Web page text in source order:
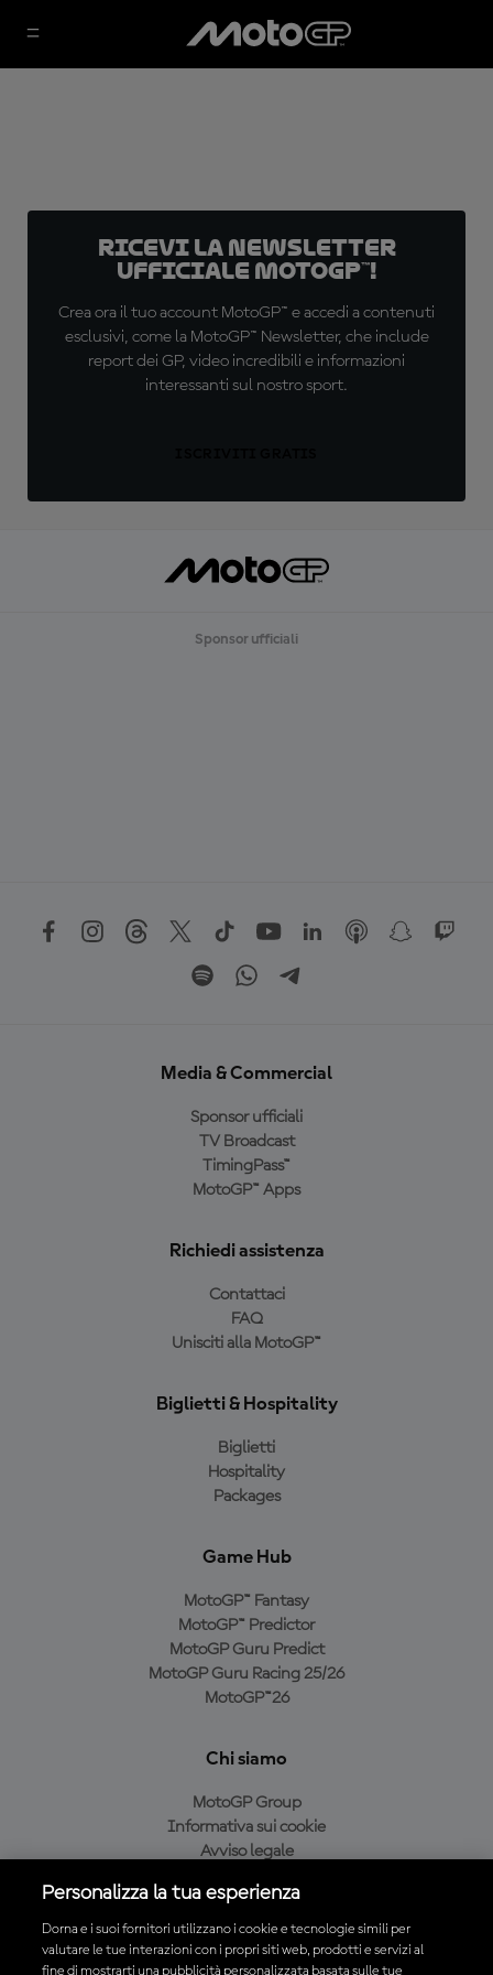
Ricevi la newsletter
ufficiale MotoGP™!
Crea ora il tuo account MotoGP™ e accedi a contenuti
esclusivi, come la MotoGP™ Newsletter, che include
report dei GP, video incredibili e informazioni
interessanti sul nostro sport.
Sponsor ufficiali
Media & Commercial
Sponsor ufficiali
TV Broadcast
TimingPass™
MotoGP™ Apps
Richiedi assistenza
Contattaci
FAQ
Unisciti alla MotoGP™
Biglietti & Hospitality
Biglietti
Hospitality
Packages
Game Hub
MotoGP™ Fantasy
MotoGP™ Predictor
MotoGP Guru Predict
MotoGP Guru Racing 25/26
MotoGP™26
Chi siamo
MotoGP Group
Informativa sui cookie
Avviso legale
Condizioni di acquisto
Personalizza la tua esperienza
Dorna e i suoi fornitori utilizzano i cookie e tecnologie simili per
valutare le tue interazioni con i propri siti web, prodotti e servizi al
fine di mostrarti una pubblicità personalizzata basata sulle tue